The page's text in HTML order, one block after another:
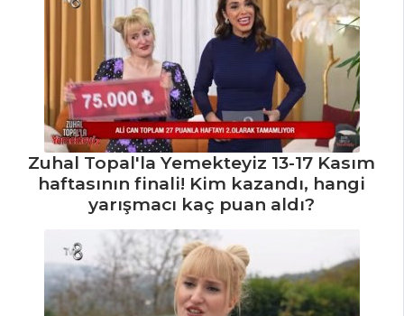
Yapılır?
Akdeniz Usulü
Sebzeli Biber
Dolma Tarifi, Nasıl
Yapılır?
Sebze Yemekleri
Tüm Tarifleri
YEMEKLERI
Limon Soslu
Mezgit Balığı Tarifi,
Zuhal Topal'la Yemekteyiz 13-17 Kasım
haftasının finali! Kim kazandı, hangi
yarışmacı kaç puan aldı?